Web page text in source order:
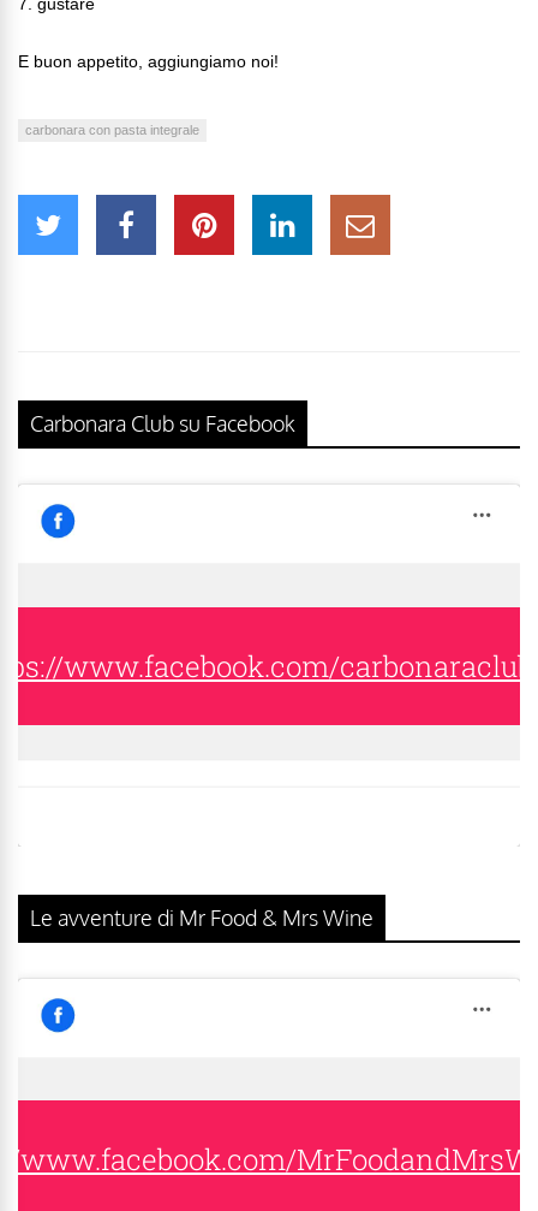
7. gustare
E buon appetito, aggiungiamo noi!
carbonara con pasta integrale
Carbonara Club su Facebook
www.facebook.com/
Le avventure di Mr Food & Mrs Wine
www.facebook.com/